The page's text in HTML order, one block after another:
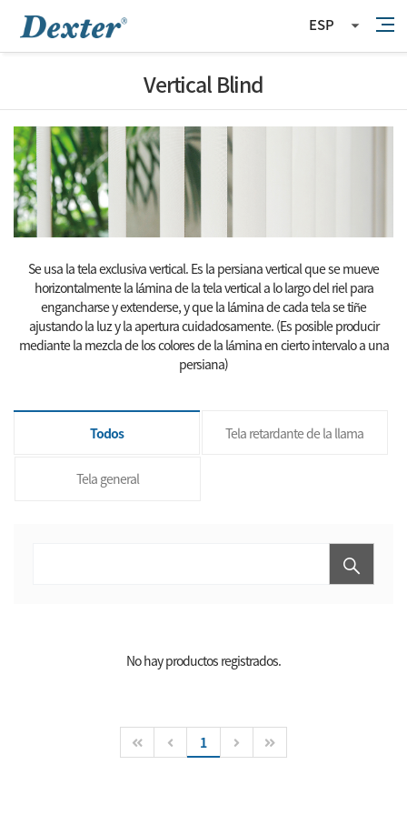
ESP
Vertical Blind
Se usa la tela exclusiva vertical. Es la persiana vertical que se mueve
horizontalmente la lá́mina de la tela vertical a lo largo del riel para
engancharse y extenderse,y que la lá́mina de cada tela se tiñe
ajustando la luz y la apertura cuidadosamente.(Es posible producir
mediante la mezcla de los colores de la lá́mina en cierto intervalo a una
persiana)
Todos Tela retardante de la llama
Tela general
No hay productos registrados.
1